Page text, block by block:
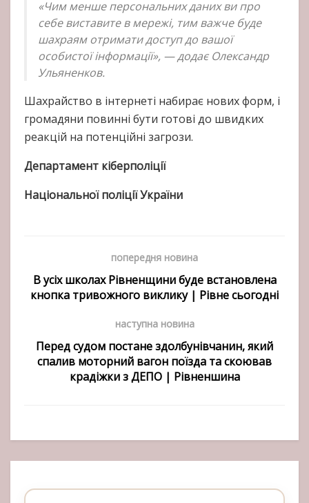
«Чим менше персональних даних ви про
себе виставите в мережі, тим важче буде
шахраям отримати доступ до вашої
особистої інформації», — додає Олександр
Ульяненков.
Шахрайство в інтернеті набирає нових форм, і
громадяни повинні бути готові до швидких
реакцій на потенційні загрози.
Департамент кіберполіції
Національної поліції України
попередня новина
В усіх школах Рівненщини буде встановлена
кнопка тривожного виклику | Рівне сьогодні
наступна новина
Перед судом постане здолбунівчанин, який
спалив моторний вагон поїзда та скоював
крадіжки з ДЕПО | Рівненшина